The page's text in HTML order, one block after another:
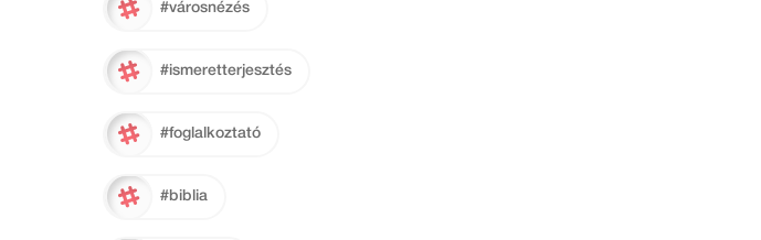
#városnézés
#ismeretterjesztés
#foglalkoztató
#biblia